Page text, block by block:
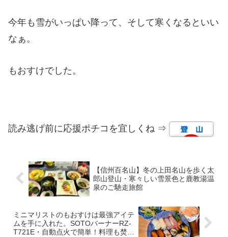
今年も雪がいっぱい降って、そして寒くなるといい
なぁ。
もおすけでした。
読み逃げ前に応援ポチコを宜しくね ⇒
【信州百名山】冬の上田名山を歩く太
郎山登山・寒々しい雪景色と鹿教湯温
泉のご馳走旅館
ミニマリストのもおすけは最強アイテ
ムを手に入れた。SOTOバーナーRZ-
T721E・自動点火で簡単！料理も焚き